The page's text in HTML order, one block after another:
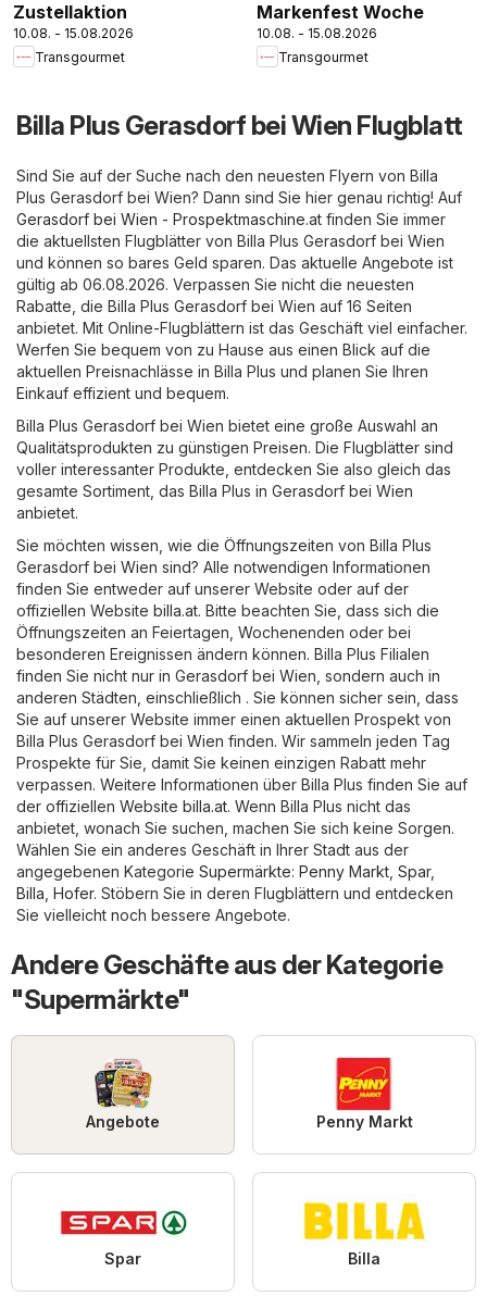
Zustellaktion
10.08. - 15.08.2026
Transgourmet
Markenfest Woche
10.08. - 15.08.2026
Transgourmet
Billa Plus Gerasdorf bei Wien Flugblatt
Sind Sie auf der Suche nach den neuesten Flyern von Billa
Plus Gerasdorf bei Wien? Dann sind Sie hier genau richtig! Auf
Gerasdorf bei Wien - Prospektmaschine.at finden Sie immer
die aktuellsten Flugblätter von Billa Plus Gerasdorf bei Wien
und können so bares Geld sparen. Das aktuelle Angebote ist
gültig ab 06.08.2026. Verpassen Sie nicht die neuesten
Rabatte, die Billa Plus Gerasdorf bei Wien auf 16 Seiten
anbietet. Mit Online-Flugblättern ist das Geschäft viel einfacher.
Werfen Sie bequem von zu Hause aus einen Blick auf die
aktuellen Preisnachlässe in Billa Plus und planen Sie Ihren
Einkauf effizient und bequem.
Billa Plus Gerasdorf bei Wien bietet eine große Auswahl an
Qualitätsprodukten zu günstigen Preisen. Die Flugblätter sind
voller interessanter Produkte, entdecken Sie also gleich das
gesamte Sortiment, das Billa Plus in Gerasdorf bei Wien
anbietet.
Sie möchten wissen, wie die Öffnungszeiten von Billa Plus
Gerasdorf bei Wien sind? Alle notwendigen Informationen
finden Sie entweder auf unserer Website oder auf der
offiziellen Website billa.at. Bitte beachten Sie, dass sich die
Öffnungszeiten an Feiertagen, Wochenenden oder bei
besonderen Ereignissen ändern können. Billa Plus Filialen
finden Sie nicht nur in Gerasdorf bei Wien, sondern auch in
anderen Städten, einschließlich . Sie können sicher sein, dass
Sie auf unserer Website immer einen aktuellen Prospekt von
Billa Plus Gerasdorf bei Wien finden. Wir sammeln jeden Tag
Prospekte für Sie, damit Sie keinen einzigen Rabatt mehr
verpassen. Weitere Informationen über Billa Plus finden Sie auf
der offiziellen Website billa.at. Wenn Billa Plus nicht das
anbietet, wonach Sie suchen, machen Sie sich keine Sorgen.
Wählen Sie ein anderes Geschäft in Ihrer Stadt aus der
angegebenen Kategorie Supermärkte: Penny Markt, Spar,
Billa, Hofer. Stöbern Sie in deren Flugblättern und entdecken
Sie vielleicht noch bessere Angebote.
Andere Geschäfte aus der Kategorie
"Supermärkte"
Angebote Penny Markt
Spar Billa